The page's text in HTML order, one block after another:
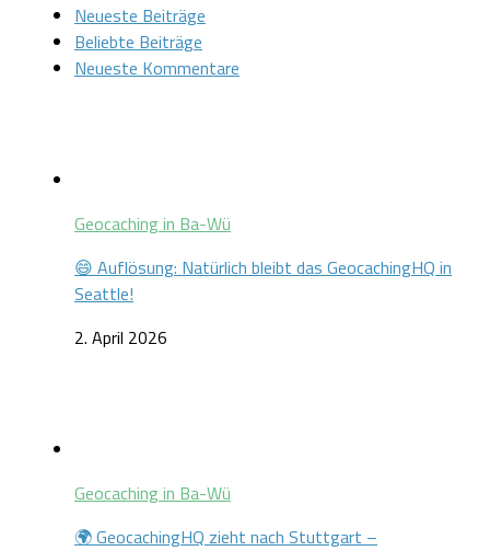
Neueste Beiträge
Beliebte Beiträge
Neueste Kommentare
Geocaching in Ba-Wü
😄 Auflösung: Natürlich bleibt das GeocachingHQ in
Seattle!
2. April 2026
Geocaching in Ba-Wü
🌍 GeocachingHQ zieht nach Stuttgart –